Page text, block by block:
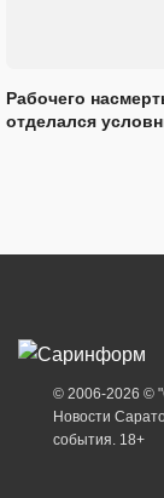
Рабочего
отделался
© 2006-2026 ©
Новости
события. 18+